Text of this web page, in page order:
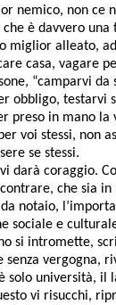
nemico, non ce
è davvero una
miglior alleato,
casa, vagare
“camparvi da
obbligo, testarvi
preso in mano
voi stessi, non
se stessi.
darà coraggio.
che sia
notaio,
sociale e
si intromette,
senza vergogna,
solo università, il
vi risucchi,